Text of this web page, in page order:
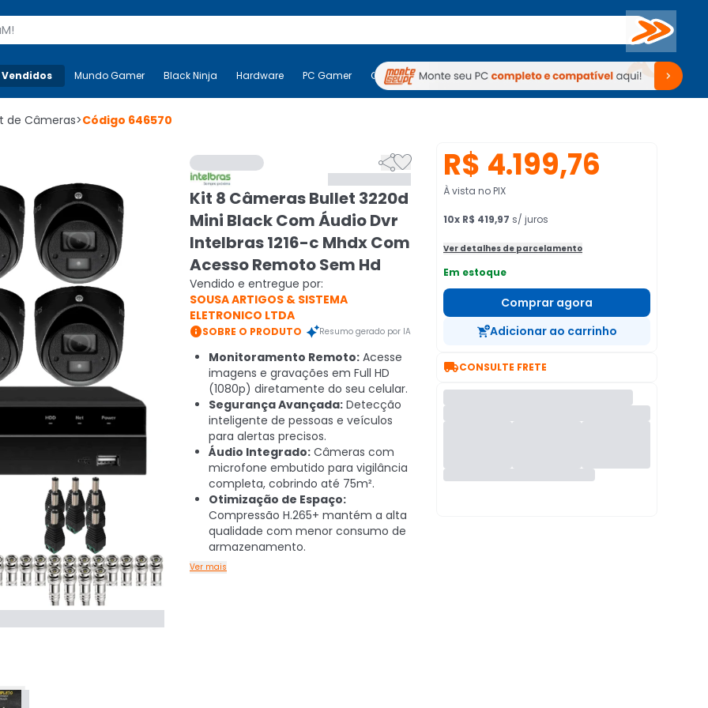
Buscar
Mais-v- Mundo Gamer Black Ninja Hardware PC Gamer Computadores Periféricos TV Venda no KaBuM!
Mundo Gamer Black Ninja Hardware PC Gamer Computadores Periféricos TV Venda no KaBuM!
de Câmeras>Código 646570

Kit 8 Câmeras Bullet 3220d
Mini Black Com Áudio Dvr
Intelbras 1216-c Mhdx Com
Acesso Remoto Sem Hd
Vendido e entregue por:
SOUSA ARTIGOS & SISTEMA
ELETRONICO LTDA
SOBRE O PRODUTO Resumo gerado por IA
Monitoramento Remoto: Acesse
imagens e gravações em Full HD
(1080p) diretamente do seu celular.
Segurança Avançada: Detecção
inteligente de pessoas e veículos
para alertas precisos.
Áudio Integrado: Câmeras com
microfone embutido para vigilância
completa, cobrindo até 75m².
Otimização de Espaço:
Compressão H.265+ mantém a alta
qualidade com menor consumo de
armazenamento.
Ver mais
R$ 4.199,76
À vista no PIX
10x R$ 419,97 s/ juros
Ver detalhes de parcelamento
Em estoque
Comprar agora
Adicionar ao carrinho
CONSULTE FRETE